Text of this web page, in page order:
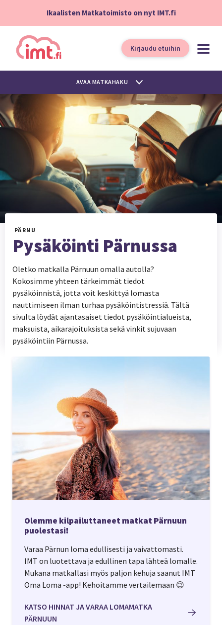
Ikaalisten Matkatoimisto on nyt IMT.fi
Kirjaudu etuihin
AVAA MATKAHAKU
PÄRNU
Pysäköinti Pärnussa
Oletko matkalla Pärnuun omalla autolla?
Kokosimme yhteen tärkeimmät tiedot
pysäköinnistä, jotta voit keskittyä lomasta
nauttimiseen ilman turhaa pysäköintistressiä. Tältä
sivulta löydät ajantasaiset tiedot pysäköintialueista,
maksuista, aikarajoituksista sekä vinkit sujuvaan
pysäköintiin Pärnussa.
Olemme kilpailuttaneet matkat Pärnuun
puolestasi!
Varaa Pärnun loma edullisesti ja vaivattomasti.
IMT on luotettava ja edullinen tapa lähteä lomalle.
Mukana matkallasi myös paljon kehuja saanut IMT
Oma Loma -app! Kehoitamme vertailemaan 😉
KATSO HINNAT JA VARAA LOMAMATKA
PÄRNUUN